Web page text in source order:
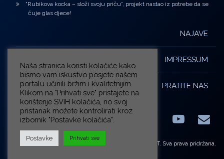
“Rubikova kocka – složi svoju priču”, projekt nastao iz potrebe da se
čuje glas djece!
NAJAVE
IMPRESSUM
PRATITE NAS
FacebookLinkedIn E-
© ZG-KULT. Sva prava pridržana.
Naša stranica koristi kolačiće kako
bismo vam iskustvo posjete našem
portalu učinili bržim i kvalitetnijim.
Klikom na "Prihvati sve" pristajete na
korištenje SVIH kolačića, no svoj
pristanak možete kontrolirati kroz
izbornik "Postavke kolačića".
Postavke Prihvati sve